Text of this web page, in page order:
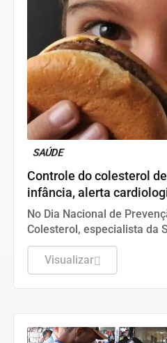
SAÚDE
Controle do colesterol
infância, alerta
No Dia Nacional de
Colesterol, especialista da
Cardiologia recomenda
anos, alimentação
Também alerta para os
Visualizar